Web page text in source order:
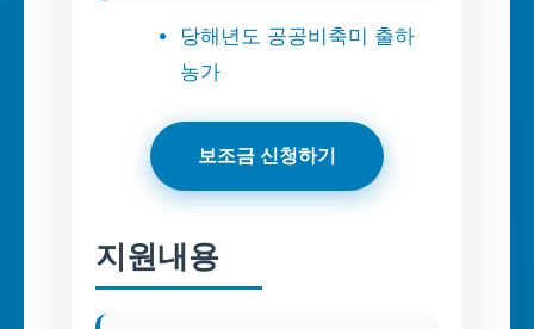
당해년도 공공비축미 출하
농가
보조금 신청하기
지원내용